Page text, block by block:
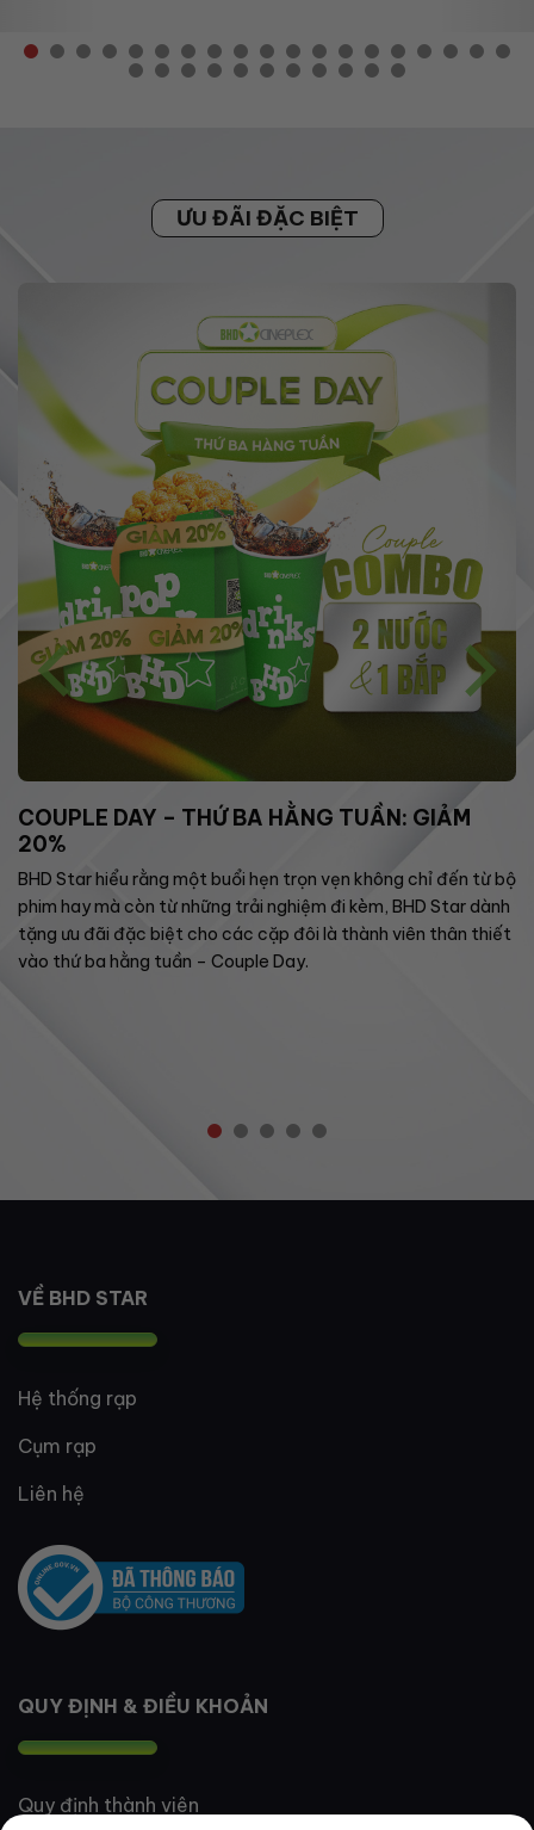
ƯU ĐÃI ĐẶC BIỆT
COUPLE DAY – THỨ BA HẰNG TUẦN: GIẢM
20%
BHD Star hiểu rằng một buổi hẹn trọn vẹn không chỉ đến từ bộ
phim hay mà còn từ những trải nghiệm đi kèm, BHD Star dành
tặng ưu đãi đặc biệt cho các cặp đôi là thành viên thân thiết
vào thứ ba hằng tuần – Couple Day.
VỀ BHD STAR
Hệ thống rạp
Cụm rạp
Liên hệ
QUY ĐỊNH & ĐIỀU KHOẢN
Quy định thành viên